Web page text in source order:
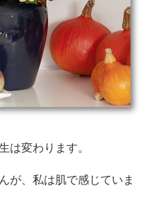
は変わります。
が、私は肌で感じていま